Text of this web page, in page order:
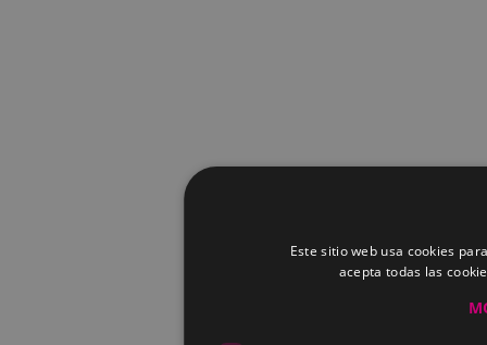
Este sitio web usa cookies
acepta todas las